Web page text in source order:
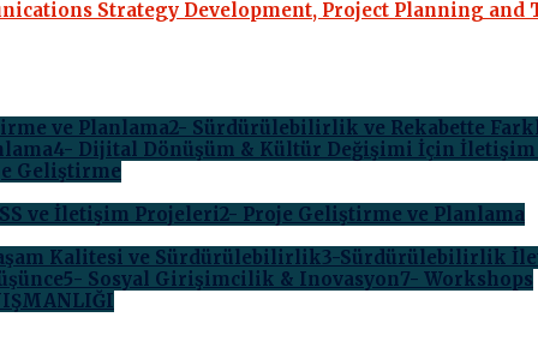
ve Planlama2- Sürdürülebilirlik ve Rekabette
4- Dijital Dönüşüm & Kültür Değişimi İçin İletişim
Geliştirme
ve İletişim Projeleri2- Proje Geliştirme ve Planlama
Kalitesi ve Sürdürülebilirlik3-Sürdürülebilirlik
5- Sosyal Girişimcilik & Inovasyon7- Workshops